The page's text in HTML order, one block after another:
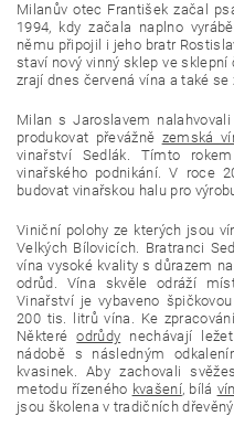
Milanův otec František začal
1994, kdy začala naplno
němu připojil i jeho bratr
staví nový vinný sklep ve
zrají dnes červená vína a také
Milan s Jaroslavem
produkovat převážně zemská
vinařství Sedlák. Tímto
vinařského podnikání. V roce
budovat vinařskou halu pro
Viniční polohy ze kterých jsou
Velkých Bílovicích. Bratranci
vína vysoké kvality s důrazem
odrůd. Vína skvěle odráží
Vinařství je vybaveno
200 tis. litrů vína. Ke
Některéodrůdy nechávají
nádobě s následným
kvasinek. Aby zachovali
metodu řízeného kvašení, bílá
jsou školena v tradičních